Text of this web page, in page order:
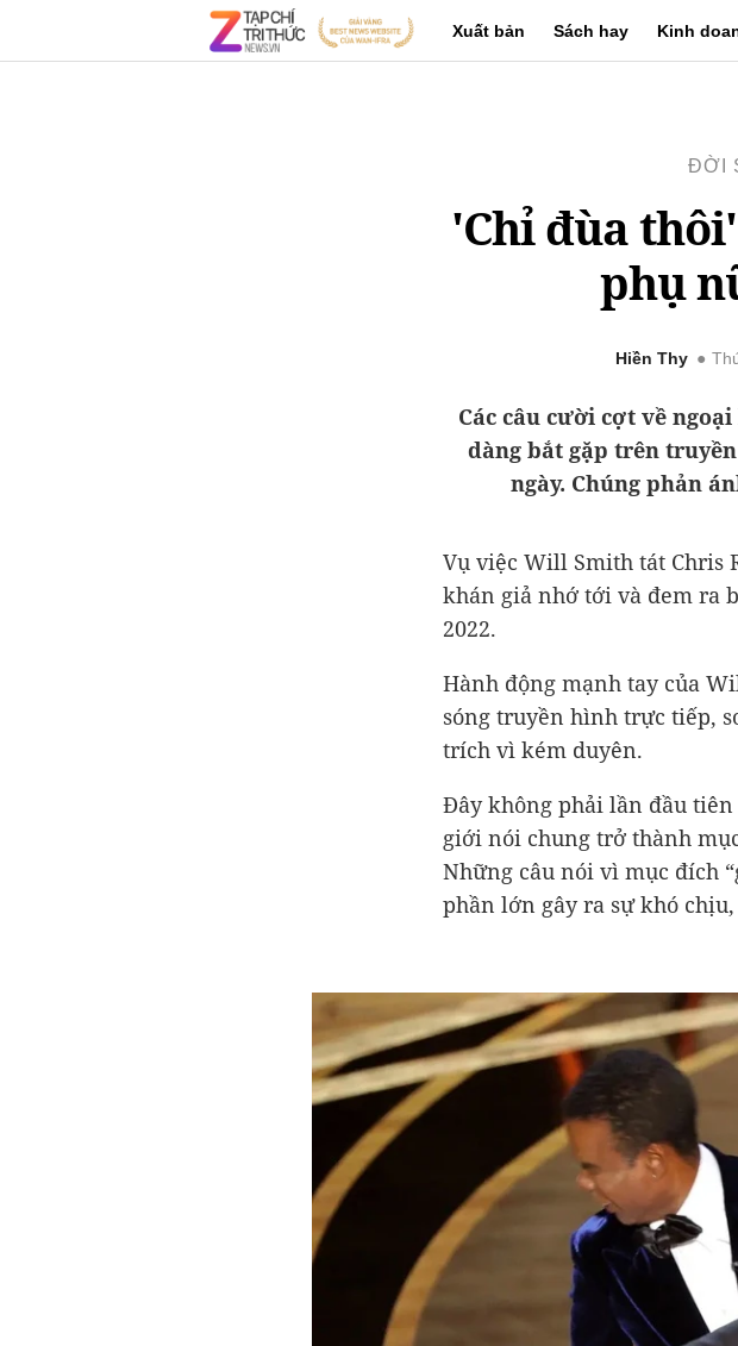
Xuất bản Sách hay Kinh
ĐỜI
'Chỉ đùa
phụ
Hiền Thy
Các câu cười cợt về
dàng bắt gặp trên
ngày. Chúng phản
Vụ việc Will Smith tát Chris
khán giả nhớ tới và đem ra
2022.
Hành động mạnh tay của
sóng truyền hình trực tiếp,
trích vì kém duyên.
Đây không phải lần đầu
giới nói chung trở thành
Những câu nói vì mục đích
phần lớn gây ra sự khó